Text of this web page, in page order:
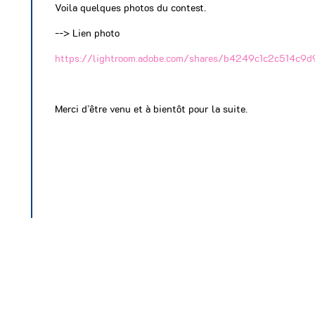
Voila quelques photos du contest.
--> Lien photo
https://lightroom.adobe.com/shares/
Merci d’être venu et à bientôt pour la suite.